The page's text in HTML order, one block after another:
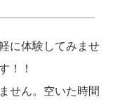
に体験してみませ
！！
せん。空いた時間